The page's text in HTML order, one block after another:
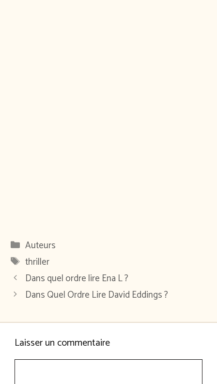
Catégories
Auteurs
Étiquettes
thriller
Dans quel ordre lire Ena L ?
Dans Quel Ordre Lire David Eddings ?
Laisser un commentaire